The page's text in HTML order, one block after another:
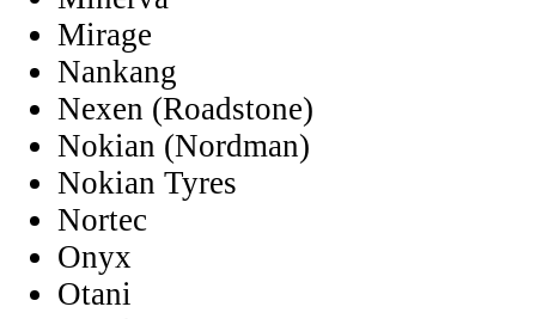
Mirage
Nankang
Nexen (Roadstone)
Nokian (Nordman)
Nokian Tyres
Nortec
Onyx
Otani